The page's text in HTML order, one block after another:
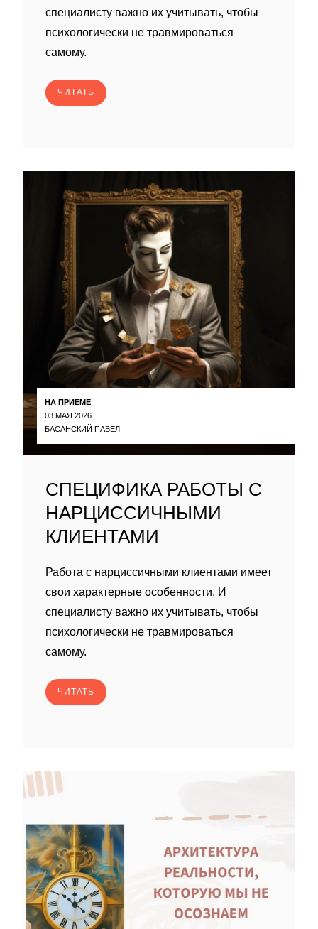
специалисту важно их учитывать, чтобы
психологически не травмироваться
самому.
ЧИТАТЬ
НА ПРИЕМЕ
03 МАЯ 2026
БАСАНСКИЙ ПАВЕЛ
СПЕЦИФИКА РАБОТЫ С
НАРЦИССИЧНЫМИ
КЛИЕНТАМИ
Работа с нарциссичными клиентами имеет
свои характерные особенности. И
специалисту важно их учитывать, чтобы
психологически не травмироваться
самому.
ЧИТАТЬ